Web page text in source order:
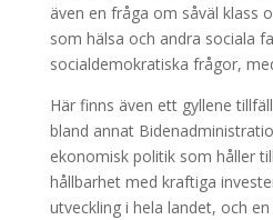
även en fråga om såväl klass
som hälsa och andra sociala
socialdemokratiska frågor,
Här finns även ett gyllene
bland annat
ekonomisk politik som håller
hållbarhet med kraftiga
utveckling i hela landet, och